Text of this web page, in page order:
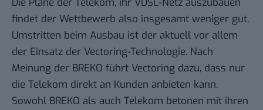
findet der Wettbewerb also insgesamt weniger gut.
Umstritten beim Ausbau ist der aktuell vor allem
der Einsatz der Vectoring-Technologie. Nach
Meinung der BREKO führt Vectoring dazu, dass nur
die Telekom direkt an Kunden anbieten kann.
Sowohl BREKO als auch Telekom betonen mit ihren